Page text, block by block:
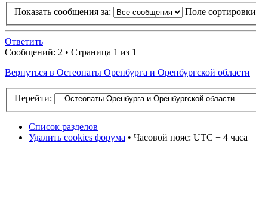
Показать сообщения за: Поле сортировки
Ответить
Сообщений: 2 • Страница 1 из 1
Вернуться в Остеопаты Оренбурга и Оренбургской области
Перейти:
Список разделов
Удалить cookies форума • Часовой пояс: UTC + 4 часа